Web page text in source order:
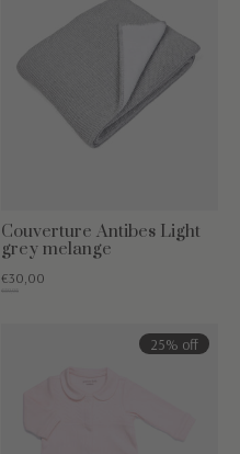
Couverture Antibes Light
grey melange
€30,00
€59,95
25% off